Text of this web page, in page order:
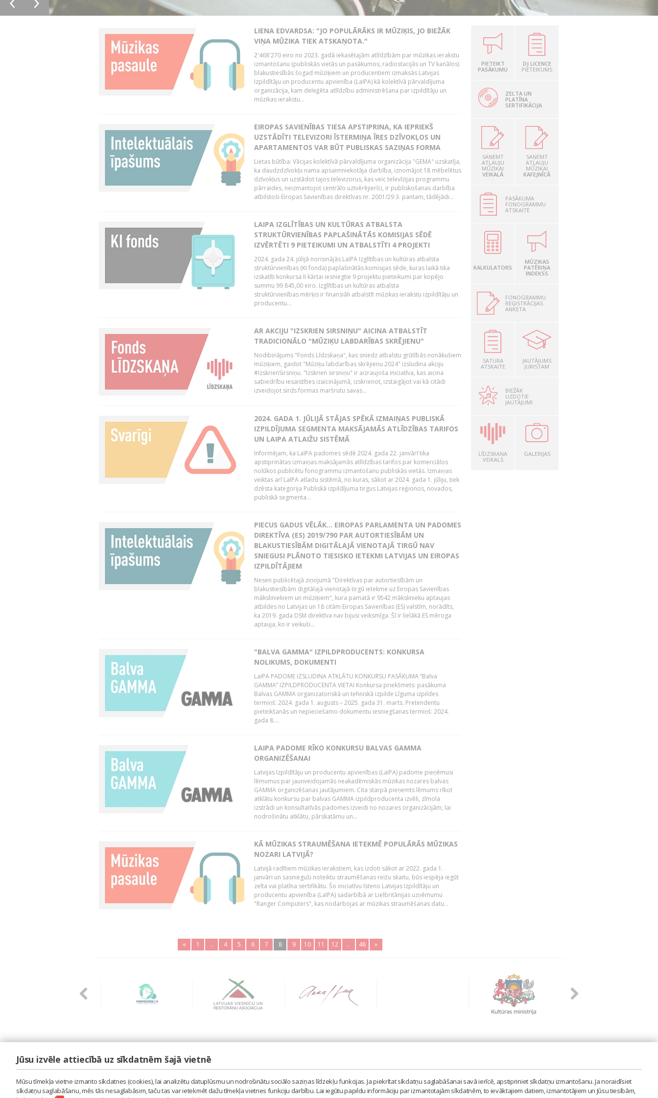
LIENA EDVARDSA: "JO POPULĀRĀKS IR MŪZIĶIS, JO BIEŽĀK
VIŅA MŪZIKA TIEK ATSKAŅOTA."
2'468'270 eiro no 2023. gadā iekasētajām atlīdzībām par mūzikas ierakstu
izmantošanu (publiskās vietās un pasākumos, radiostacijās un TV kanālos)
blakustiesībās šogad mūziķiem un producentiem izmaksās Latvijas
Izpildītāju un producentu apvienība (LaIPA) kā kolektīvā pārvaldījuma
organizācija, kam deleģēta atlīdzību administrēšana par izpildītāju un
mūzikas ierakstu...
EIROPAS SAVIENĪBAS TIESA APSTIPRINA, KA IEPRIEKŠ
UZSTĀDĪTI TELEVIZORI ĪSTERMIŅA ĪRES DZĪVOKĻOS UN
APARTAMENTOS VAR BŪT PUBLISKAS SAZIŅAS FORMA
Lietas būtība: Vācijas kolektīvā pārvaldījuma organizācija "GEMA" uzskatīja,
ka daudzdzīvokļu nama apsaimniekotāja darbība, iznomājot 18 mēbelētus
dzīvokļus un uzstādot tajos televizorus, kas veic televīzijas programmu
pārraides, neizmantojot centrālo uztvērējierīci, ir publiskošanas darbība
atbilstoši Eiropas Savienības direktīvas nr. 2001/29 3. pantam, tādējādi...
LAIPA IZGLĪTĪBAS UN KULTŪRAS ATBALSTA
STRUKTŪRVIENĪBAS PAPLAŠINĀTĀS KOMISIJAS SĒDĒ
IZVĒRTĒTI 9 PIETEIKUMI UN ATBALSTĪTI 4 PROJEKTI
2024. gada 24. jūlijā norisinājās LaIPA Izglītības un kultūras atbalsta
struktūrvienības (KI fonda) paplašinātās komisijas sēde, kuras laikā tika
izskatīti konkursa II kārtai iesniegtie 9 projektu pieteikumi par kopējo
summu 99 845,00 eiro. Izglītības un kultūras atbalsta
struktūrvienības mērķis ir finansiāli atbalstīt mūzikas ierakstu izpildītāju un
producentu...
AR AKCIJU "IZSKRIEN SIRSNIŅU" AICINA ATBALSTĪT
TRADICIONĀLO "MŪZIĶU LABDARĪBAS SKRĒJIENU"
Nodibinājums "Fonds Līdzskaņa", kas sniedz atbalstu grūtībās nonākušiem
mūziķiem, gaidot "Mūziķu labdarības skrējienu 2024" izsludina akciju
#IzskrienSirsniņu. "Izskrien sirsniņu" ir aizraujoša iniciatīva, kas aicina
sabiedrību iesaistīties izaicinājumā, izskrienot, izstaigājot vai kā citādi
izveidojot sirds formas maršrutu savas...
2024. GADA 1. JŪLIJĀ STĀJAS SPĒKĀ IZMAIŅAS PUBLISKĀ
IZPILDĪJUMA SEGMENTA MAKSĀJAMĀS ATLĪDZĪBAS TARIFOS
UN LAIPA ATLAIŽU SISTĒMĀ
Informējam, ka LaIPA padomes sēdē 2024. gada 22. janvārī tika
apstiprinātas izmaiņas maksājamās atlīdzības tarifos par komerciālos
nolūkos publicētu fonogrammu izmantošanu publiskās vietās. Izmaiņas
veiktas arī LaIPA atlaižu sistēmā, no kuras, sākot ar 2024. gada 1. jūliju, tiek
dzēsta kategorija Publiskā izpildījuma tirgus Latvijas reģionos, novados,
publiskā segmenta...
PIECUS GADUS VĒLĀK... EIROPAS PARLAMENTA UN PADOMES
DIREKTĪVA (ES) 2019/790 PAR AUTORTIESĪBĀM UN
BLAKUSTIESĪBĀM DIGITĀLAJĀ VIENOTAJĀ TIRGŪ NAV
SNIEGUSI PLĀNOTO TIESISKO IETEKMI LATVIJAS UN EIROPAS
IZPILDĪTĀJIEM
Nesen publicētajā ziņojumā "Direktīvas par autortiesībām un
blakustiesībām digitālajā vienotajā tirgū ietekme uz Eiropas Savienības
māksliniekiem un mūziķiem", kura pamatā ir 9542 mākslinieku aptaujas
atbildes no Latvijas un 18 citām Eiropas Savienības (ES) valstīm, norādīts,
ka 2019. gada DSM direktīva nav bijusi veiksmīga. Šī ir lielākā ES mēroga
aptauja, ko ir veikuši...
"BALVA GAMMA" IZPILDPRODUCENTS: KONKURSA
NOLIKUMS, DOKUMENTI
LaIPA PADOME IZSLUDINA ATKLĀTU KONKURSU PASĀKUMA “Balva
GAMMA” IZPILDPRODUCENTA VIETAI Konkursa priekšmets: pasākuma
Balvas GAMMA organizatoriskā un tehniskā izpilde Līguma izpildes
termiņš: 2024. gada 1. augusts – 2025. gada 31. marts. Pretendentu
pieteikšanās un nepieciešamo dokumentu iesniegšanas termiņš: 2024.
gada 8....
LAIPA PADOME RĪKO KONKURSU BALVAS GAMMA
ORGANIZĒŠANAI
Latvijas Izpildītāju un producentu apvienības (LaIPA) padome pieņēmusi
lēmumus par jaunveidojamās neakadēmiskās mūzikas nozares balvas
GAMMA organizēšanas jautājumiem. Cita starpā pieņemts lēmums rīkot
atklātu konkursu par balvas GAMMA izpildproducenta izvēli, zīmola
izstrādi un konsultatīvās padomes izveidi no nozares organizācijām, lai
nodrošinātu atklātu, pārskatāmu un...
KĀ MŪZIKAS STRAUMĒŠANA IETEKMĒ POPULĀRĀS MŪZIKAS
NOZARI LATVIJĀ?
Latvijā radītiem mūzikas ierakstiem, kas izdoti sākot ar 2022. gada 1.
janvāri un sasnieguši noteiktu straumēšanas reižu skaitu, būs iespēja iegūt
zelta vai platīna sertifikātu. Šo iniciatīvu īsteno Latvijas Izpildītāju un
producentu apvienība (LaIPA) sadarbībā ar Lielbritānijas uzņēmumu
"Ranger Computers", kas nodarbojas ar mūzikas straumēšanas datu...
« 1 .. 4 5 6 7 8 9 10 11 12 .. 48 »
PIETEIKT
PASĀKUMU
DJ LICENCE
PIETEIKUMS
ZELTA UN
PLATĪNA
SERTIFIKĀCIJA
SAŅEMT
ATĻAUJU
MŪZIKAI
VEIKALĀ
SAŅEMT
ATĻAUJU
MŪZIKAI
KAFEJNĪCĀ
PASĀKUMA
FONOGRAMMU
ATSKAITE
KALKULATORS
MŪZIKAS
PATĒRIŅA
INDEKSS
FONOGRAMMU
REĢISTRĀCIJAS
ANKETA
SATURA
ATSKAITE
JAUTĀJUMS
JURISTAM
BIEŽĀK
UZDOTIE
JAUTĀJUMI
LĪDZSKAŅA
VEIKALS
GALERIJAS
LAIPA
ES RADU MŪZIKU
AKTUALITĀTES
TEL. 67605023, MOB. 20398873, E-PASTS: LAIPA[AT]LAIPA.ORG
Jūsu izvēle attiecībā uz sīkdatnēm šajā vietnē
Mūsu tīmekļa vietne izmanto sīkdatnes (cookies), lai analizētu datuplūsmu un nodrošinātu sociālo saziņas līdzekļu funkcijas. Ja piekrītat sīkdatņu saglabāšanai savā ierīcē, apstipriniet sīkdatņu izmantošanu. Ja noraidīsiet
sīkdatņu saglabāšanu, mēs tās nesaglabāsim, taču tas var ietekmēt dažu tīmekļa vietnes funkciju darbību. Lai iegūtu papildu informāciju par izmantotajām sīkdatnēm, to ievāktajiem datiem, izmantotājiem un Jūsu tiesībām,